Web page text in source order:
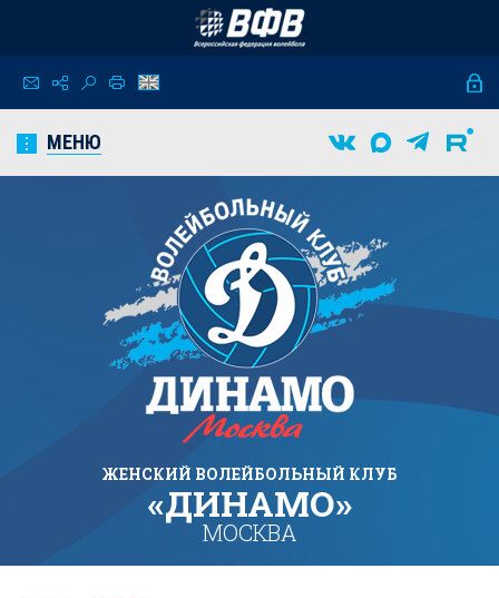
МЕНЮ
ЖЕНСКИЙ ВОЛЕЙБОЛЬНЫЙ КЛУБ
«ДИНАМО»
МОСКВА